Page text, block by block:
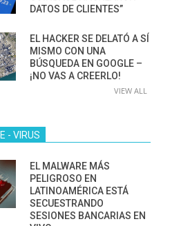
DATOS DE CLIENTES”
EL HACKER SE DELATÓ A SÍ
MISMO CON UNA
BÚSQUEDA EN GOOGLE –
¡NO VAS A CREERLO!
VIEW ALL
- VIRUS
EL MALWARE MÁS
PELIGROSO EN
LATINOAMÉRICA ESTÁ
SECUESTRANDO
SESIONES BANCARIAS EN